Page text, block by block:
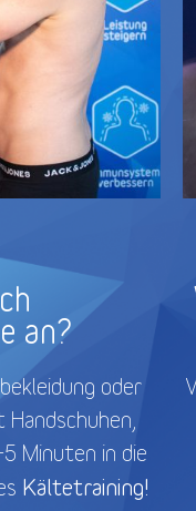
an?
oder
Minuten in die
Kältetraining!